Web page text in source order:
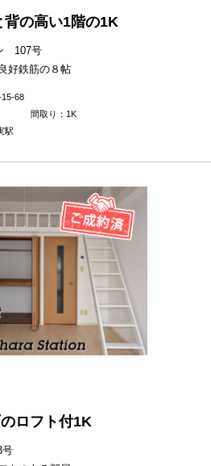
背の高い1階の1K
107号
好鉄筋の８帖
68
間取り：1K
駅
ロフト付1K
号